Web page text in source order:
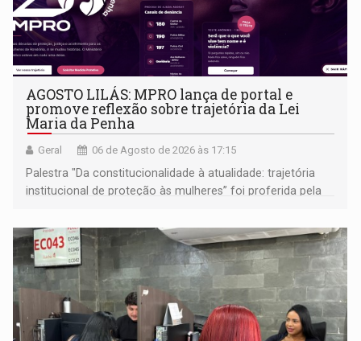
AGOSTO LILÁS: MPRO lança de portal e
promove reflexão sobre trajetória da Lei
Maria da Penha
Geral 06 de Agosto de 2026 às 17:15
Palestra "Da constitucionalidade à atualidade: trajetória
institucional de proteção às mulheres” foi proferida pela
Goiás